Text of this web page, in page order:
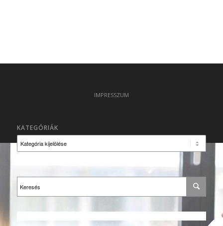
IMPRESSZUM
KATEGÓRIÁK